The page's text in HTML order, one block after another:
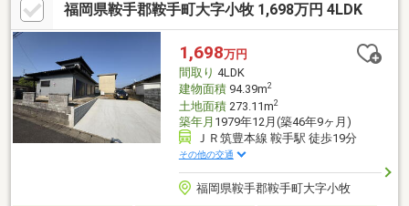
福岡県鞍手郡鞍手町大字小牧 1,698万円 4LDK
1,698万円
間取り 4LDK
建物面積94.39m2
土地面積273.11m2
築年月 1979年12月(築46年9ヶ月)
ＪＲ筑豊本線 鞍手駅 徒歩19分
その他の交通
福岡県鞍手郡鞍手町大字小牧